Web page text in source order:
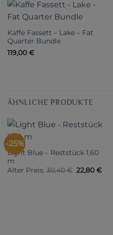
Kaffe Fassett – Lake – Fat
Quarter Bundle
119,00 €
ÄHNLICHE PRODUKTE
-25%
Light Blue – Reststück 1,60
m
Alter Preis: 30,40€
Preis
22,80 €